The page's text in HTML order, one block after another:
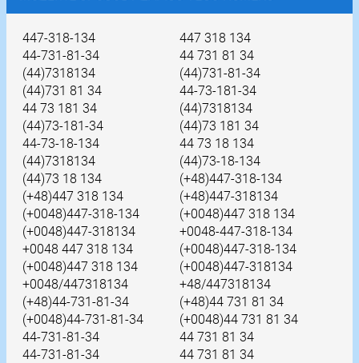
447-318-134
447 318 134
44-731-81-34
44 731 81 34
(44)7318134
(44)731-81-34
(44)731 81 34
44-73-181-34
44 73 181 34
(44)7318134
(44)73-181-34
(44)73 181 34
44-73-18-134
44 73 18 134
(44)7318134
(44)73-18-134
(44)73 18 134
(+48)447-318-134
(+48)447 318 134
(+48)447-318134
(+0048)447-318-134
(+0048)447 318 134
(+0048)447-318134
+0048-447-318-134
+0048 447 318 134
(+0048)447-318-134
(+0048)447 318 134
(+0048)447-318134
+0048/447318134
+48/447318134
(+48)44-731-81-34
(+48)44 731 81 34
(+0048)44-731-81-34
(+0048)44 731 81 34
44-731-81-34
44 731 81 34
44-731-81-34
44 731 81 34